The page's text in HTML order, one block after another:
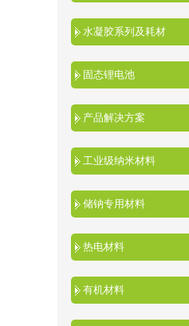
水凝胶系列及耗材
固态锂电池
产品解决方案
工业级纳米材料
储钠专用材料
热电材料
有机材料